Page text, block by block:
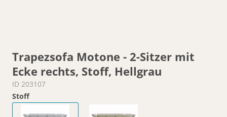
Trapezsofa Motone - 2-Sitzer mit
Ecke rechts, Stoff, Hellgrau
ID 203107
Stoff